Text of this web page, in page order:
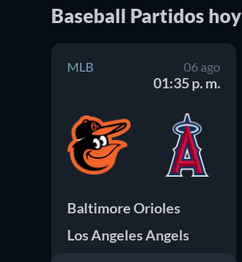
Baseball Partidos hoy
MLB 06 ago
01:35 p. m.
Baltimore Orioles
Los Angeles Angels